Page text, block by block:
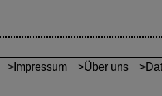
>Impressum >Über uns